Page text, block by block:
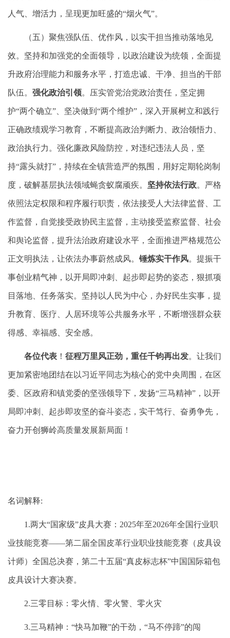
人气、增活力，呈现更加旺盛的“烟火气”。
（五）聚焦强队伍、优作风，以实干担当推动落地见
效。坚持和加强党的全面领导，以政治建设为统领，全面提
升政府治理能力和服务水平，打造忠诚、干净、担当的干部
队伍。 强化政治引领。压实管党治党政治责任，坚定拥
护“两个确立”、坚决做到“两个维护”，深入开展树立和践行
正确政绩观学习教育，不断提高政治判断力、政治领悟力、
政治执行力。强化廉政风险防控，对违纪违法人员，坚
持“露头就打”，持续在全镇营造严的氛围，用好定期轮岗制
度，破解基层执法领域蝇贪蚁腐顽疾。 坚持依法行政。严格
依照法定权限和程序履行职责，依法接受人大法律监督、工
作监督，自觉接受政协民主监督，主动接受监察监督、社会
和舆论监督，提升法治政府建设水平，全面推进严格规范公
正文明执法，让依法办事蔚然成风。 锤炼实干作风。提振干
事创业精气神，以开局即冲刺、起步即起势的姿态，狠抓项
目落地、任务落实。坚持以人民为中心，办好民生实事，提
升教育、医疗、人居环境等公共服务水平，不断增强群众获
得感、幸福感、安全感。
各位代表 ！ 征程万里风正劲，重任千钧再出发。让我们
更加紧密地团结在以习近平同志为核心的党中央周围，在区
委、区政府和镇党委的坚强领导下，发扬“三马精神”，以开
局即冲刺、起步即攻坚的奋斗姿态，实干笃行、奋勇争先，
奋力开创狮岭高质量发展新局面！
名词解释:
1.两大“国家级”皮具大赛：2025年至2026年全国行业职
业技能竞赛——第二届全国皮革行业职业技能竞赛（皮具设
计师）全国总决赛，第二十五届“真皮标志杯”中国国际箱包
皮具设计大赛决赛。
2.三零目标：零火情、零火警、零火灾
3.三马精神：“快马加鞭”的干劲，“马不停蹄”的闯